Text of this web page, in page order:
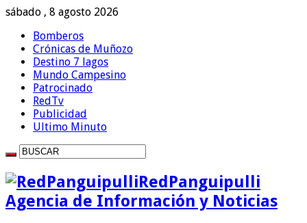
sábado , 8 agosto 2026
Bomberos
Crónicas de Muñozo
Destino 7 lagos
Mundo Campesino
Patrocinado
RedTv
Publicidad
Ultimo Minuto
RedPanguipulli
Agencia de Información y Noticias